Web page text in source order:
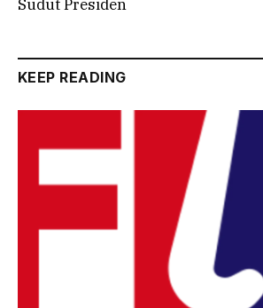
Sudut Presiden
KEEP READING